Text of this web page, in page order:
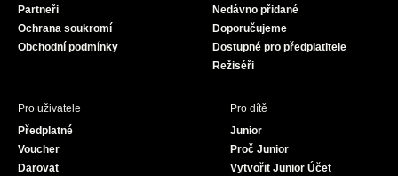
Partneři
Ochrana soukromí
Obchodní podmínky
Nedávno přidané
Doporučujeme
Dostupné pro předplatitele
Režiséři
Pro uživatele
Předplatné
Voucher
Darovat
Pro dítě
Junior
Proč Junior
Vytvořit Junior Účet